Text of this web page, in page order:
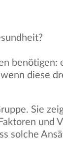
diese
Sie
und
solche